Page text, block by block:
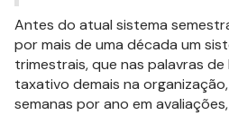
Antes do atual sistema
por mais de uma década um
trimestrais, que nas palavras de
taxativo demais na
semanas por ano em